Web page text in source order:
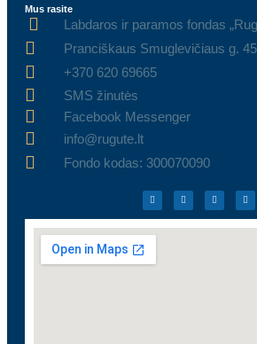
Mus rasite
Labdaros ir paramos fondas
Pranciškaus Smuglevičiaus g.
+370 620 69665
SMS žinutės
Facebook Messenger
info@rugute.lt
Fondo kodas: 300070090